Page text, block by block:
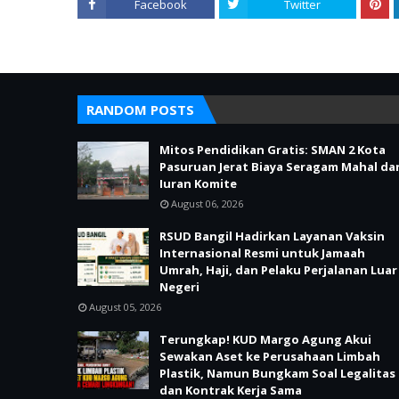
Facebook Twitter
RANDOM POSTS
Mitos Pendidikan Gratis: SMAN 2 Kota
Pasuruan Jerat Biaya Seragam Mahal
Iuran Komite
August 06, 2026
RSUD Bangil Hadirkan Layanan Vaksin
Internasional Resmi untuk Jamaah
Umrah, Haji, dan Pelaku Perjalanan Luar
Negeri
August 05, 2026
Terungkap! KUD Margo Agung Akui
Sewakan Aset ke Perusahaan Limbah
Plastik, Namun Bungkam Soal Legalitas
dan Kontrak Kerja Sama